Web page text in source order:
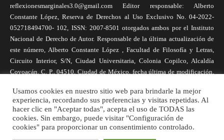
reflexionesmarginales3.0@gmail.com Editor responsable: Alberto
Constante López, Reserva de Derechos al Uso Exclusivo No. 04-2022-
052718494700- 102, ISSN: 2007-8501 otorgados ambos por el Instituto
Nacional de Derecho de Autor. Responsable de la última actualización de
este número, Alberto Constante López , Facultad de Filosofía y Letras,
Circuito Interior, S/N, Ciudad Universitaria, Colonia Copilco, Alcaldía
Coyoacán, C. P., 04510, Ciudad de México, fecha última de modificación,
necesariamente reflejan la postura de la revista, ni de Universidad Nacional
Autónoma de México. Los autores son responsables de los contenidos de
sus artículos. Se autoriza la reproducción total o parcial de los textos aquí
publicados siempre y cuando se cite la fuente completa y la dirección
electrónica de la publicación.
Usamos cookies en nuestro sitio web para brindarle la mejor
experiencia, recordando sus preferencias y visitas repetidas. Al
hacer clic en "Aceptar todas", acepta el uso de TODAS las
cookies. Sin embargo, puede visitar "Configuración de
cookies" para proporcionar un consentimiento controlado.